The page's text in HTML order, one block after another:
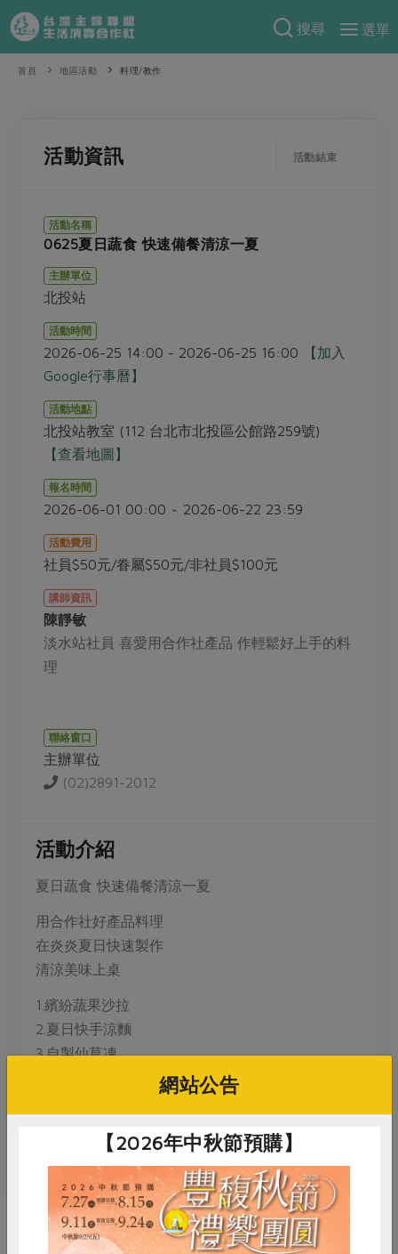
搜尋
選單
產品分類
芽苗類
奶蛋豆・五穀
肉品・水產
畜產肉類
水畜加工品
調理食材・點心
休閒零嘴
居家好物
美妝保養
日用品
防災用品
優惠專區
樂齡友善
食材
麵食
肉食
海鮮
蔬食
蛋料理
料理方式
醬料
湯品．鍋物
漬物
涼拌沙拉
飲品
年菜食譜
養身食補
高麗菜海鮮煎餅
特別企畫
把最好的台灣味帶回家！
2026年端午節預購圓滿結束
更多預購活動
當季產品
合作25-經典快閃最後一週
合作25-精選產品第四彈
合作25-精選產品第三彈
更多當季產品
主婦聯盟X樂齡網特約優惠案
30%rPET紅烏龍茶
2024農業發展計畫年度報告
把最好的台灣味帶回家！
觀點文章
主婦食堂
社內大小事
產品故事
樂齡生活
廚房瑜伽
關注議題
減硝酸鹽
廢核運動 能源議題
減添加物
公益金
更多議題
綠主張月刊
典藏閱覽室
關於合作社
認識合作社
關於我們
合作社組織
員工與求才
產品檢驗
自主把關
檢驗報告
硝酸鹽檢驗
社員權益
合作社法規
社務專區
最新消息
地區活動
社務會議
重要公告
首頁 地區活動 料理/教作
活動結束
活動資訊
活動名稱
0625夏日蔬食 快速備餐清涼一夏
主辦單位
北投站
活動時間
2026-06-25 14:00 - 2026-06-25 16:00
【加入
Google行事曆】
活動地點
北投站教室 (112 台北市北投區公館路259號)
【查看地圖】
報名時間
2026-06-01 00:00 ~ 2026-06-22 23:59
活動費用
社員$50元/眷屬$50元/非社員$100元
講師資訊
陳靜敏
淡水站社員 喜愛用合作社產品 作輕鬆好上手的料
理
聯絡窗口
主辦單位
(02)2891-2012
活動介紹
夏日蔬食 快速備餐清涼一夏
用合作社好產品料理
在炎炎夏日快速製作
清涼美味上桌
1.繽紛蔬果沙拉
2.夏日快手涼麵
3.自製仙草凍
歡迎電話報名哦！
網站公告
【2026年中秋節預購】